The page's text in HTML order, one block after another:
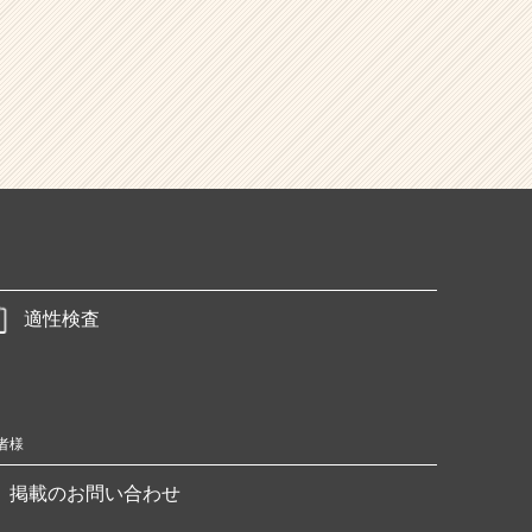
適性検査
様
掲載のお問い合わせ